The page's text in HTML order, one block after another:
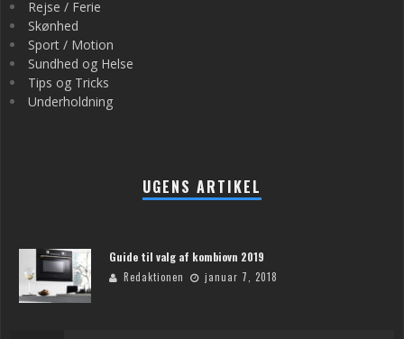
Rejse / Ferie
Skønhed
Sport / Motion
Sundhed og Helse
Tips og Tricks
Underholdning
UGENS ARTIKEL
Guide til valg af kombiovn 2019
Redaktionen januar 7, 2018